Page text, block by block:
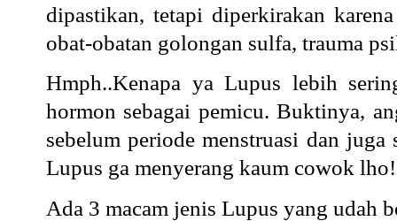
dipastikan, tetapi diperkirakan
obat-obatan golongan sulfa, trauma
Hmph..Kenapa ya Lupus lebih
hormon sebagai pemicu. Buktinya,
sebelum periode menstruasi dan
Lupus ga menyerang kaum cowok
Ada 3 macam jenis Lupus yang udah